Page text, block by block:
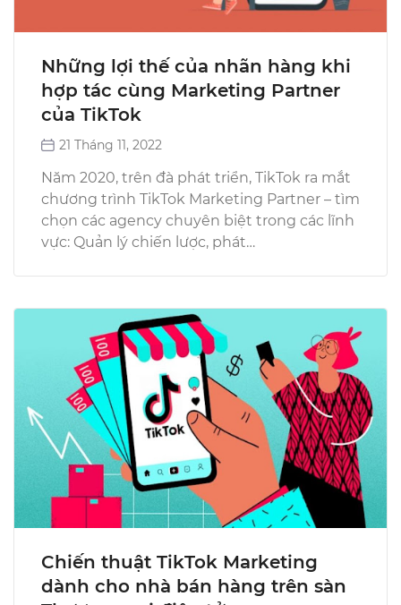
Những lợi thế của nhãn hàng khi
hợp tác cùng Marketing Partner
của TikTok
21 Tháng 11, 2022
Năm 2020, trên đà phát triển, TikTok ra mắt
chương trình TikTok Marketing Partner – tìm
chọn các agency chuyên biệt trong các lĩnh
vực: Quản lý chiến lược, phát…
Chiến thuật TikTok Marketing
dành cho nhà bán hàng trên sàn